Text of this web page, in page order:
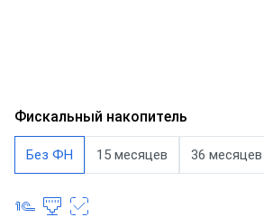
Фискальный накопитель
Без ФН 15 месяцев 36 месяцев